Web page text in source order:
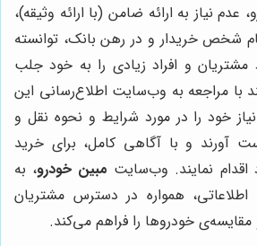
نیاز به ارائه ضامن (با ارائه وثیقه)،
شخص خریدار و در رهن بانک، توانسته
و افراد زیادی را به خود جلب
با مراجعه به وب‌سایت اطلاع‌رسانی این
خود را در مورد شرایط و نحوه نقل و
آورند و با آگاهی کامل، برای خرید
نمایند. وب‌سایت مبین خودرو، به
همواره در دسترس مشتریان
خودروها را فراهم می‌کند.